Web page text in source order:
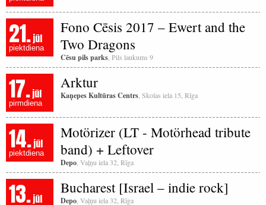
21.jūl
piektdiena
Fono Cēsis 2017 – Ewert and the
Two Dragons
Cēsu pils parks , Pils laukums 9
17.jūl
pirmdiena
Arktur
Kaņepes Kultūras Centrs , Skolas iela 15, Rīga
14.jūl
piektdiena
Motörizer (LT - Motörhead tribute
band) + Leftover
Depo , Vaļņu iela 32, Rīga
13.jūl
Bucharest [Israel – indie rock]
Depo , Vaļņu iela 32, Rīga